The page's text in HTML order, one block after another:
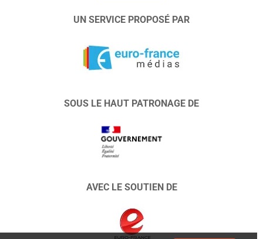
UN SERVICE PROPOSÉ PAR
SOUS LE HAUT PATRONAGE DE
AVEC LE SOUTIEN DE